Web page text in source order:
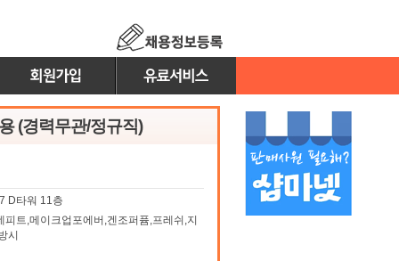
(경력무관/정규직)
D타워 11층
트,메이크업포에버,겐조퍼퓸,프레쉬,지
시